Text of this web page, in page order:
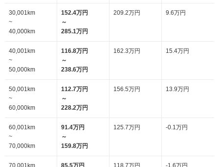
30,001km
~
40,000km
152.4万円
～
285.1万円
209.2万円 9.6万円
40,001km
~
50,000km
116.8万円
～
238.6万円
162.3万円 15.4万円
50,001km
~
60,000km
112.7万円
～
228.2万円
156.5万円 13.9万円
60,001km
~
70,000km
91.4万円
～
159.8万円
125.7万円 -0.1万円
70,001km
85.5万円
118.7万円 -1.6万円